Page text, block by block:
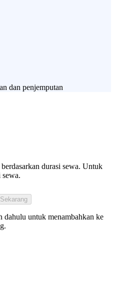
dan penjemputan
durasi sewa. Untuk
dahulu untuk menambahkan ke